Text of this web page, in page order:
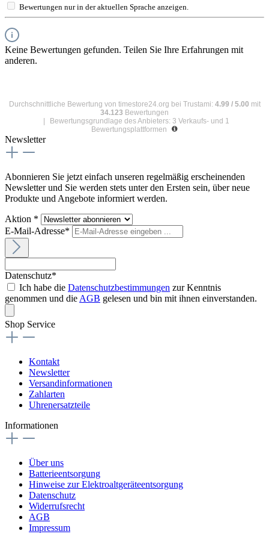
Bewertungen nur in der aktuellen Sprache anzeigen.
Keine Bewertungen gefunden. Teilen Sie Ihre Erfahrungen mit
anderen.
Durchschnittliche Bewertung von timestore24.org bei Trustami: 4.99 / 5.00 mit
34.123 Bewertungen
Bewertungsgrundlage des Anbieters: 3 Verkaufs- und 1
Bewertungsplattformen
Newsletter
Abonnieren Sie jetzt einfach unseren regelmäßig erscheinenden
Newsletter und Sie werden stets unter den Ersten sein, über neue
Produkte und Angebote informiert werden.
Aktion *
E-Mail-Adresse*
Datenschutz*
Ich habe die Datenschutzbestimmungen zur Kenntnis
genommen und die AGB gelesen und bin mit ihnen einverstanden.
Shop Service
Kontakt
Newsletter
Versandinformationen
Zahlarten
Uhrenersatzteile
Informationen
Über uns
Batterieentsorgung
Hinweise zur Elektroaltgeräteentsorgung
Datenschutz
Widerrufsrecht
AGB
Impressum